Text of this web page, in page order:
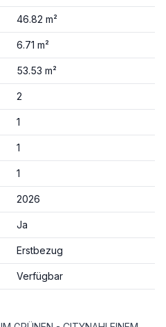
46.82 m²
6.71 m²
53.53 m²
2
1
1
1
2026
Ja
Erstbezug
Verfügbar